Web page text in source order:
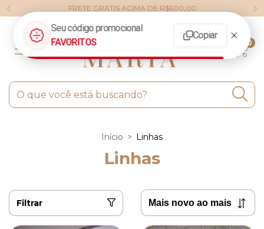
FRETE GRÁTIS ACIMA DE R$600,00
0
Início > Linhas
Linhas
Filtrar